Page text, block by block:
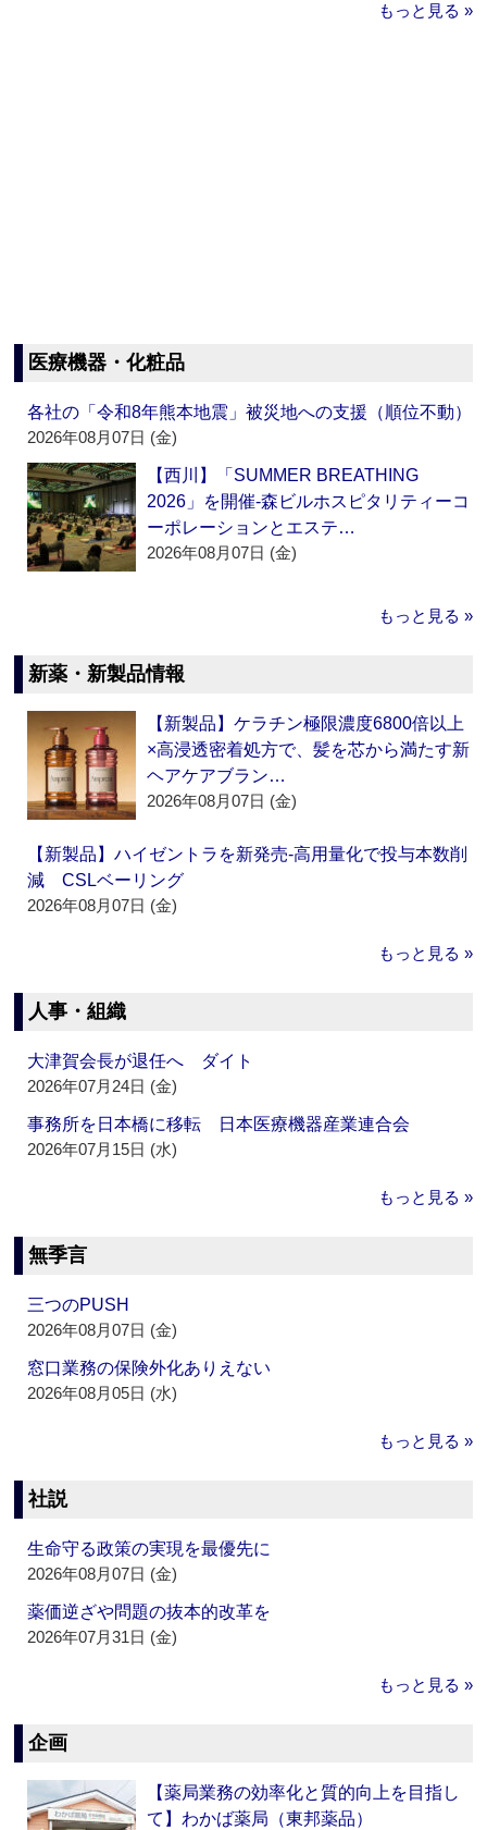
もっと見る »
医療機器・化粧品
各社の「令和8年熊本地震」被災地への支援（順位不動）
2026年08月07日 (金)
【西川】「SUMMER BREATHING
2026」を開催‐森ビルホスピタリティーコ
ーポレーションとエステ…
2026年08月07日 (金)
もっと見る »
新薬・新製品情報
【新製品】ケラチン極限濃度6800倍以上
×高浸透密着処方で、髪を芯から満たす新
ヘアケアブラン…
2026年08月07日 (金)
【新製品】ハイゼントラを新発売‐高用量化で投与本数削
減 CSLベーリング
2026年08月07日 (金)
もっと見る »
人事・組織
大津賀会長が退任へ ダイト
2026年07月24日 (金)
事務所を日本橋に移転 日本医療機器産業連合会
2026年07月15日 (水)
もっと見る »
無季言
三つのPUSH
2026年08月07日 (金)
窓口業務の保険外化ありえない
2026年08月05日 (水)
もっと見る »
社説
生命守る政策の実現を最優先に
2026年08月07日 (金)
薬価逆ざや問題の抜本的改革を
2026年07月31日 (金)
もっと見る »
企画
【薬局業務の効率化と質的向上を目指し
て】わかば薬局（東邦薬品）